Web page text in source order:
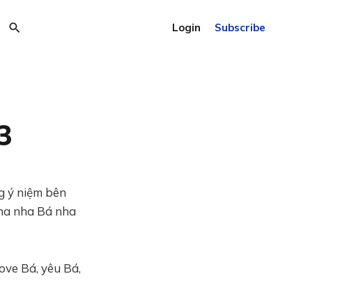
Login Subscribe
ý niệm bên
nha Bá nha
Bá, yêu Bá,